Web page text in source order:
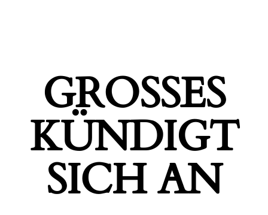
GROSSES K
ÜNDIGT S
ICH AN